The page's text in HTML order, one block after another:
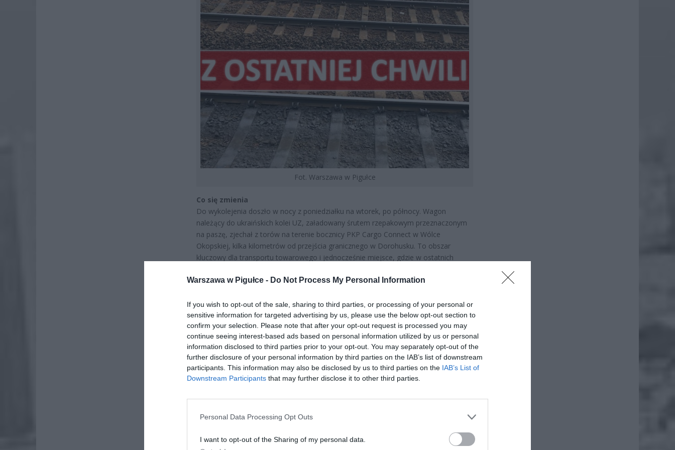
Warszawa w Pigułce - Do Not Process My Personal Information
If you wish to opt-out of the sale, sharing to third parties, or processing of your personal or
sensitive information for targeted advertising by us, please use the below opt-out section to
confirm your selection. Please note that after your opt-out request is processed you may
continue seeing interest-based ads based on personal information utilized by us or personal
information disclosed to third parties prior to your opt-out. You may separately opt-out of the
further disclosure of your personal information by third parties on the IAB’s list of downstream
participants. This information may also be disclosed by us to third parties on the IAB’s List of
Downstream Participants that may further disclose it to other third parties.
Personal Data Processing Opt Outs
I want to opt-out of the Sharing of my personal data.
Fot. Warszawa w Pigułce
Co się zmienia
Do wykolejenia doszło w nocy z poniedziałku na wtorek, po północy. Wagon
należący do ukraińskich kolei UZ, załadowany śrutem rzepakowym przeznaczonym
na paszę, zjechał z torów na terenie bocznicy PKP Cargo Connect w Wólce
Okopskiej, kilka kilometrów od przejścia granicznego w Dorohusku. To obszar
kluczowy dla transportu towarowego i jednocześnie miejsce, gdzie w ostatnich
ad